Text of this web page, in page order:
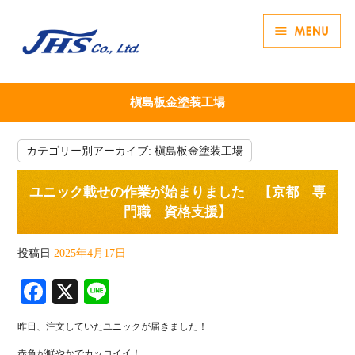
槇島板金塗装工場
カテゴリー別アーカイブ:槇島板金塗装工場
ユニック載せの作業が始まりました 【京都 専
門職 資格支援】
投稿日 2025年4月17日
Fa
ce
bo
X
ne
昨日、注文していたユニックが届きました！